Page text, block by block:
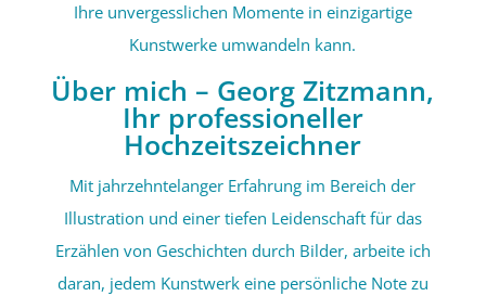
Ihre unvergesslichen Momente in einzigartige
Kunstwerke umwandeln kann.
Über mich – Georg Zitzmann,
Ihr professioneller
Hochzeitszeichner
Mit jahrzehntelanger Erfahrung im Bereich der
Illustration und einer tiefen Leidenschaft für das
Erzählen von Geschichten durch Bilder, arbeite ich
daran, jedem Kunstwerk eine persönliche Note zu